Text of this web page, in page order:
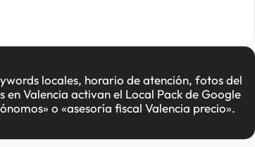
locales, horario de atención, fotos del
en Valencia activan el Local Pack de Google
o «asesoría fiscal Valencia precio».